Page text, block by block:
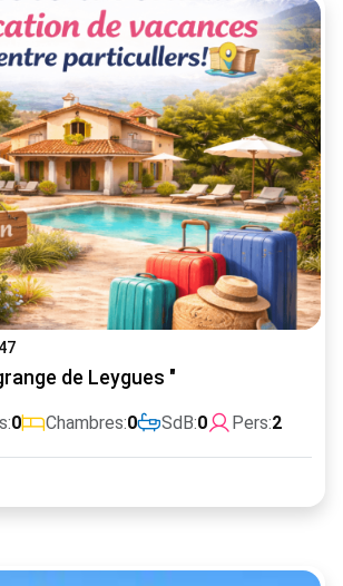
de Leygues "
0 Chambres:0 SdB:0 Pers:2